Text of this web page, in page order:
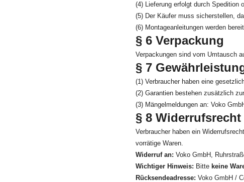
(4) Lieferung erfolgt durch Spedition
(5) Der Käufer muss sicherstellen,
(6) Montageanleitungen werden
§ 6 Verpackung
Verpackungen sind vom Umtausch
§ 7
(1) Verbraucher haben eine
(2) Garantien bestehen zusätzlich
(3) Mängelmeldungen an: Voko
§ 8 Widerrufsrecht
Verbraucher haben ein
vorrätige Waren.
Widerruf an: Voko GmbH,
Wichtiger Hinweis: Bitte keine
Rücksendeadresse: Voko GmbH /